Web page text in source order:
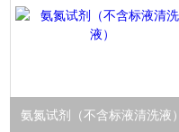
氨氮试剂（不含标液清洗液）